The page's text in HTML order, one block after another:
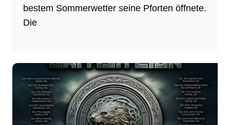
bestem Sommerwetter seine Pforten öffnete.
Die